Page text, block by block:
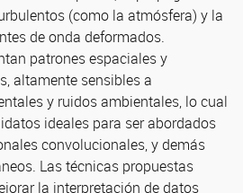
(como la atmósfera) y la
de onda deformados.
patrones espaciales y
altamente sensibles a
y ruidos ambientales, lo cual
ideales para ser abordados
convolucionales, y demás
Las técnicas propuestas
la interpretación de datos